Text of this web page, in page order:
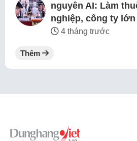
nguyên AI: Làm
nghiệp, công ty
4 tháng trước
Thêm